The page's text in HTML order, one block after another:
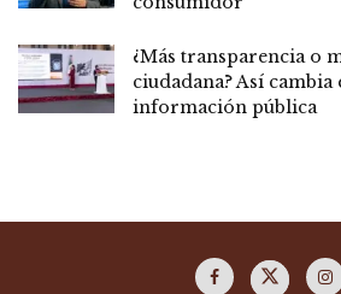
¿Más transparencia o
ciudadana? Así cambia
información pública